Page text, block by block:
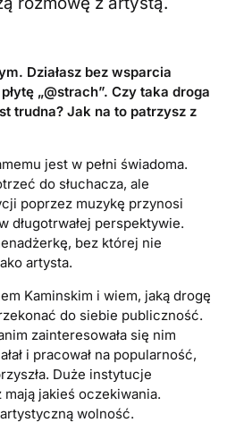
Działasz bez wsparcia
„@strach”. Czy taka droga
trudna? Jak na to patrzysz z
jest w pełni świadoma.
do słuchacza, ale
poprzez muzykę przynosi
długotrwałej perspektywie.
bez której nie
artysta.
Kaminskim i wiem, jaką drogę
do siebie publiczność.
zainteresowała się nim
i pracował na popularność,
Duże instytucje
jakieś oczekiwania.
wolność.